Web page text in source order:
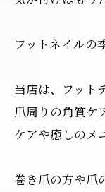
フットネイルの
当店は、フット
爪周りの角質ケ
ケアや癒しのメ
巻き爪の方や爪